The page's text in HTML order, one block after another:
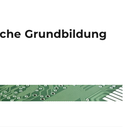
Grundbildung